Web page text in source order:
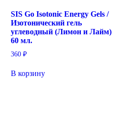
SIS Go Isotonic Energy Gels /
Изотонический гель
углеводный (Лимон и Лайм)
60 мл.
360 ₽
В корзину